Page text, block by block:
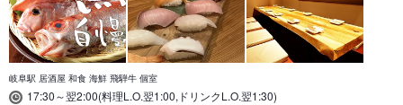
岐阜駅 居酒屋 和食 海鮮 飛騨牛 個室
17:30～翌2:00(料理L.O.翌1:00,ドリンクL.O.翌1:30)